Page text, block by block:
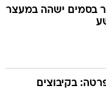
בסמים ישהה במעצר
בקיבוצים